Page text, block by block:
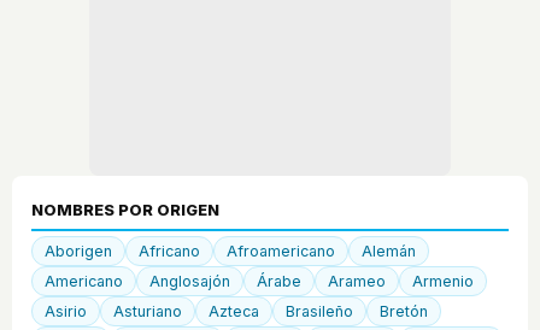
NOMBRES POR ORIGEN
Aborigen Africano Afroamericano
Alemán
Americano
Anglosajón Árabe Arameo
Armenio
Asirio
Asturiano Azteca Brasileño
Bretón